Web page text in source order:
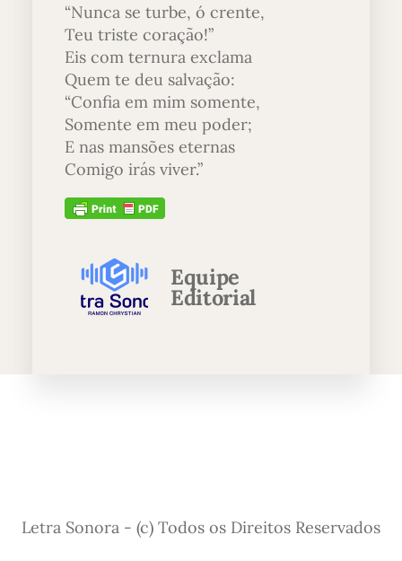
“Nunca se turbe, ó crente,
Teu triste coração!”
Eis com ternura exclama
Quem te deu salvação:
“Confia em mim somente,
Somente em meu poder;
E nas mansões eternas
Comigo irás viver.”
Equipe
Editorial
Letra Sonora - (c) Todos os Direitos Reservados